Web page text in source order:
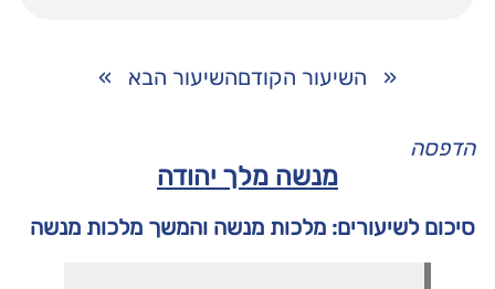
« השיעור הקודםהשיעור הבא »
הדפסה
מנשה מלך יהודה
סיכום לשיעורים: מלכות מנשה והמשך מלכות מנשה